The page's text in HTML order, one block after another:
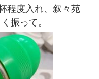
程度入れ、叙々苑
振って。